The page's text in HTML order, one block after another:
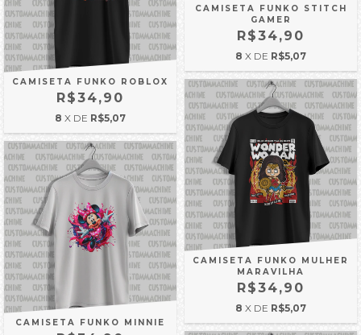
CAMISETA FUNKO ROBLOX
R$34,90
8 X DE R$5,07
CAMISETA FUNKO STITCH
GAMER
R$34,90
8 X DE R$5,07
CAMISETA FUNKO MINNIE
CAMISETA FUNKO MULHER
MARAVILHA
R$34,90
8 X DE R$5,07